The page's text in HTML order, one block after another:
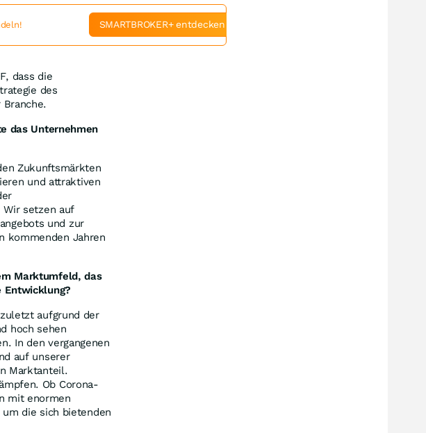
dass die
des
das Unternehmen
Zukunftsmärkten
und attraktiven
Wir setzen auf
und zur
kommenden Jahren
Marktumfeld, das
Entwicklung?
aufgrund der
hoch sehen
In den vergangenen
auf unserer
Marktanteil.
Ob Corona-
mit enormen
die sich bietenden
SMARTBROKER+ entdecken